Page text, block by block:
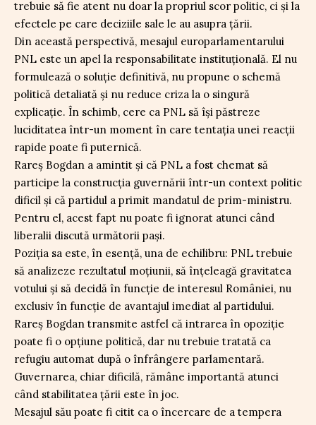
trebuie să fie atent nu doar la propriul scor politic, ci și la
efectele pe care deciziile sale le au asupra țării.
Din această perspectivă, mesajul europarlamentarului
PNL este un apel la responsabilitate instituțională. El nu
formulează o soluție definitivă, nu propune o schemă
politică detaliată și nu reduce criza la o singură
explicație. În schimb, cere ca PNL să își păstreze
luciditatea într-un moment în care tentația unei reacții
rapide poate fi puternică.
Rareș Bogdan a amintit și că PNL a fost chemat să
participe la construcția guvernării într-un context politic
dificil și că partidul a primit mandatul de prim-ministru.
Pentru el, acest fapt nu poate fi ignorat atunci când
liberalii discută următorii pași.
Poziția sa este, în esență, una de echilibru: PNL trebuie
să analizeze rezultatul moțiunii, să înțeleagă gravitatea
votului și să decidă în funcție de interesul României, nu
exclusiv în funcție de avantajul imediat al partidului.
Rareș Bogdan transmite astfel că intrarea în opoziție
poate fi o opțiune politică, dar nu trebuie tratată ca
refugiu automat după o înfrângere parlamentară.
Guvernarea, chiar dificilă, rămâne importantă atunci
când stabilitatea țării este în joc.
Mesajul său poate fi citit ca o încercare de a tempera